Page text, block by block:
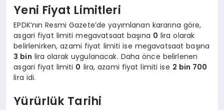
SAĞLIK
EĞITIM
Yeni Fiyat Limitleri
EPDK’nın Resmi Gazete’de yayımlanan kararına göre,
asgari fiyat limiti megavatsaat başına 0 lira olarak
belirlenirken, azami fiyat limiti ise megavatsaat başına
3 bin lira olarak uygulanacak. Daha önce belirlenen
asgari fiyat limiti 0 lira, azami fiyat limiti ise 2 bin 700
lira idi.
Yürürlük Tarihi